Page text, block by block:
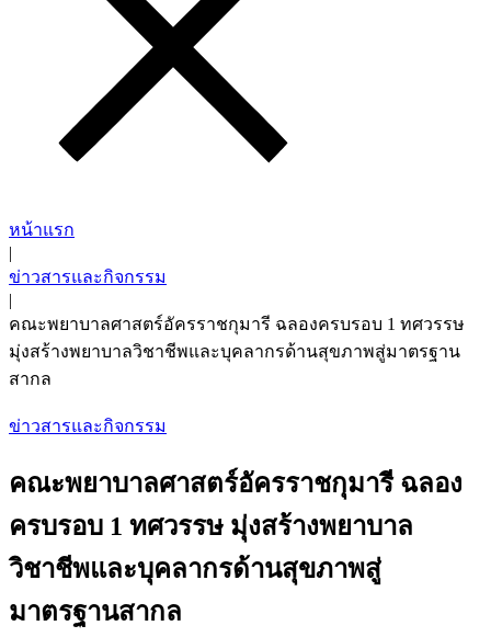
หน้าแรก
|
ข่าวสารและกิจกรรม
|
คณะพยาบาลศาสตร์อัครราชกุมารี ฉลองครบรอบ 1 ทศวรรษ
มุ่งสร้างพยาบาลวิชาชีพและบุคลากรด้านสุขภาพสู่มาตรฐาน
สากล
ข่าวสารและกิจกรรม
คณะพยาบาลศาสตร์อัครราชกุมารี ฉลอง
ครบรอบ 1 ทศวรรษ มุ่งสร้างพยาบาล
วิชาชีพและบุคลากรด้านสุขภาพสู่
มาตรฐานสากล